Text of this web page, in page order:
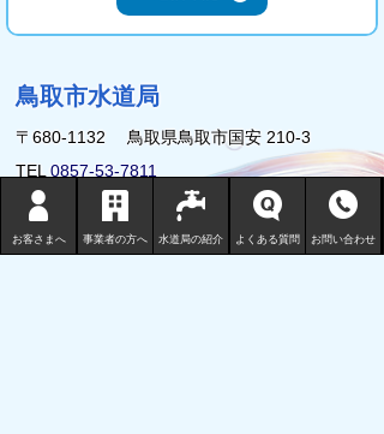
お客さまへ 事業者の方へ 水道局の紹介 よくある質問 お問い合わせ
鳥取市水道局
〒680-1132 鳥取県鳥取市国安 210-3
TEL0857-53-7811
FAX 0857-53-7802
地図 （水道局庁舎等一覧）